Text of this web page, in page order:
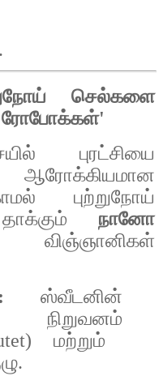
.
செல்களை
ரோபோக்கள்'
புரட்சியை
ஆரோக்கியமான
புற்றுநோய்
தாக்கும்
நானோ
விஞ்ஞானிகள்
ஸ்வீடனின்
நிறுவனம்
மற்றும்
.